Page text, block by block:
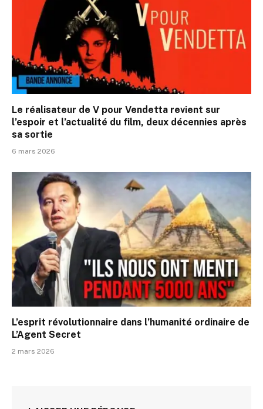
Le réalisateur de V pour Vendetta revient sur
l’espoir et l’actualité du film, deux décennies après
sa sortie
6 mars 2026
L’esprit révolutionnaire dans l’humanité ordinaire de
L’Agent Secret
2 mars 2026